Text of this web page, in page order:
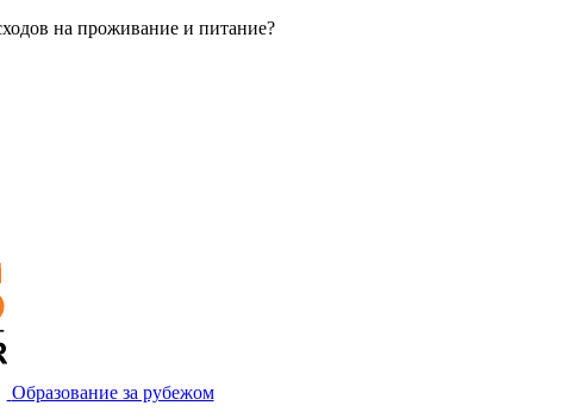
на проживание и питание?
Образование за рубежом